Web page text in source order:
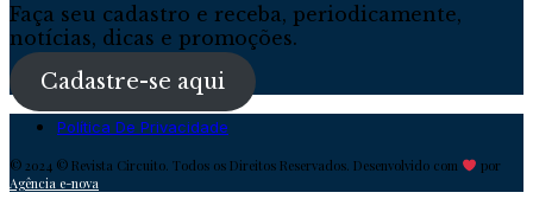
Faça seu cadastro e receba, periodicamente,
notícias, dicas e promoções.
Cadastre-se aqui
Política De Privacidade
© 2024 © Revista Circuito. Todos os Direitos Reservados. Desenvolvido com
por
Agência e-nova